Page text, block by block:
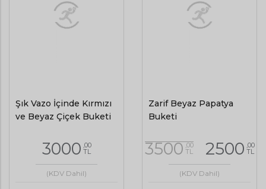
Şık Vazo İçinde Kırmızı
ve Beyaz Çiçek Buketi
3000 ,00
TL
(KDV Dahil)
Zarif Beyaz Papatya
Buketi
3500 ,00
TL 2500 ,00
TL
(KDV Dahil)